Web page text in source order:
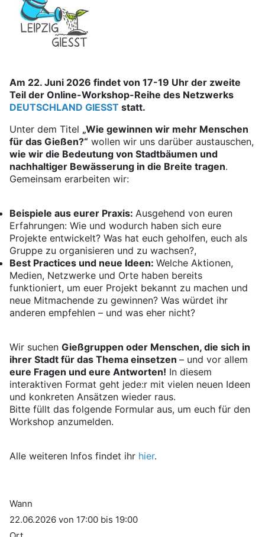
Am 22. Juni 2026 findet von 17-19 Uhr der zweite
Teil der Online-Workshop-Reihe des Netzwerks
DEUTSCHLAND GIESST statt.
Unter dem Titel „Wie gewinnen wir mehr Menschen
für das Gießen?“ wollen wir uns darüber austauschen,
wie wir die Bedeutung von Stadtbäumen und
nachhaltiger Bewässerung in die Breite tragen.
Gemeinsam erarbeiten wir:
Beispiele aus eurer Praxis: Ausgehend von euren
Erfahrungen: Wie und wodurch haben sich eure
Projekte entwickelt? Was hat euch geholfen, euch als
Gruppe zu organisieren und zu wachsen?,
Best Practices und neue Ideen: Welche Aktionen,
Medien, Netzwerke und Orte haben bereits
funktioniert, um euer Projekt bekannt zu machen und
neue Mitmachende zu gewinnen? Was würdet ihr
anderen empfehlen – und was eher nicht?
Wir suchen Gießgruppen oder Menschen, die sich in
ihrer Stadt für das Thema einsetzen – und vor allem
eure Fragen und eure Antworten! In diesem
interaktiven Format geht jede:r mit vielen neuen Ideen
und konkreten Ansätzen wieder raus.
Bitte füllt das folgende Formular aus, um euch für den
Workshop anzumelden.
Alle weiteren Infos findet ihr hier.
Wann
22.06.2026 von 17:00 bis 19:00